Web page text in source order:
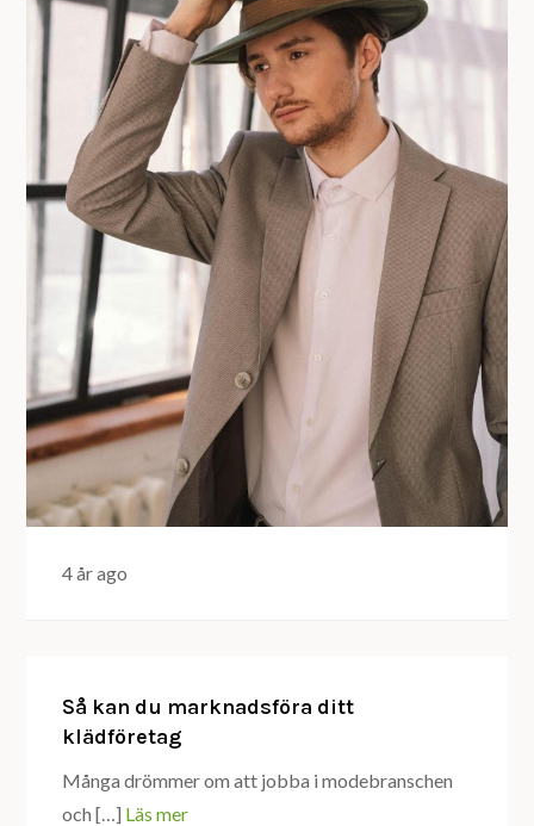
4 år ago
Så kan du marknadsföra ditt
klädföretag
Många drömmer om att jobba i modebranschen
och […] Läs mer